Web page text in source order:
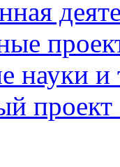
науки и